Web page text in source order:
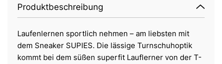
Produktbeschreibung
Laufenlernen sportlich nehmen – am liebsten mit
dem Sneaker SUPIES. Die lässige Turnschuhoptik
kommt bei dem süßen superfit Lauflerner von der T-